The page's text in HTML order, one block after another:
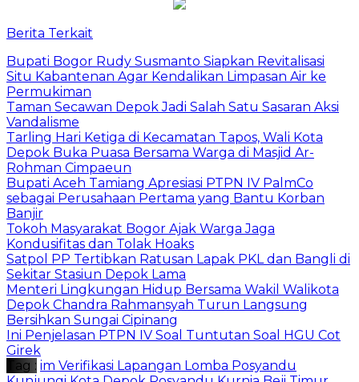
Berita Terkait
Bupati Bogor Rudy Susmanto Siapkan Revitalisasi
Situ Kabantenan Agar Kendalikan Limpasan Air ke
Permukiman
Taman Secawan Depok Jadi Salah Satu Sasaran Aksi
Vandalisme
Tarling Hari Ketiga di Kecamatan Tapos, Wali Kota
Depok Buka Puasa Bersama Warga di Masjid Ar-
Rohman Cimpaeun
Bupati Aceh Tamiang Apresiasi PTPN IV PalmCo
sebagai Perusahaan Pertama yang Bantu Korban
Banjir
Tokoh Masyarakat Bogor Ajak Warga Jaga
Kondusifitas dan Tolak Hoaks
Satpol PP Tertibkan Ratusan Lapak PKL dan Bangli di
Sekitar Stasiun Depok Lama
Menteri Lingkungan Hidup Bersama Wakil Walikota
Depok Chandra Rahmansyah Turun Langsung
Bersihkan Sungai Cipinang
Ini Penjelasan PTPN IV Soal Tuntutan Soal HGU Cot
Girek
Tag : im Verifikasi Lapangan Lomba Posyandu